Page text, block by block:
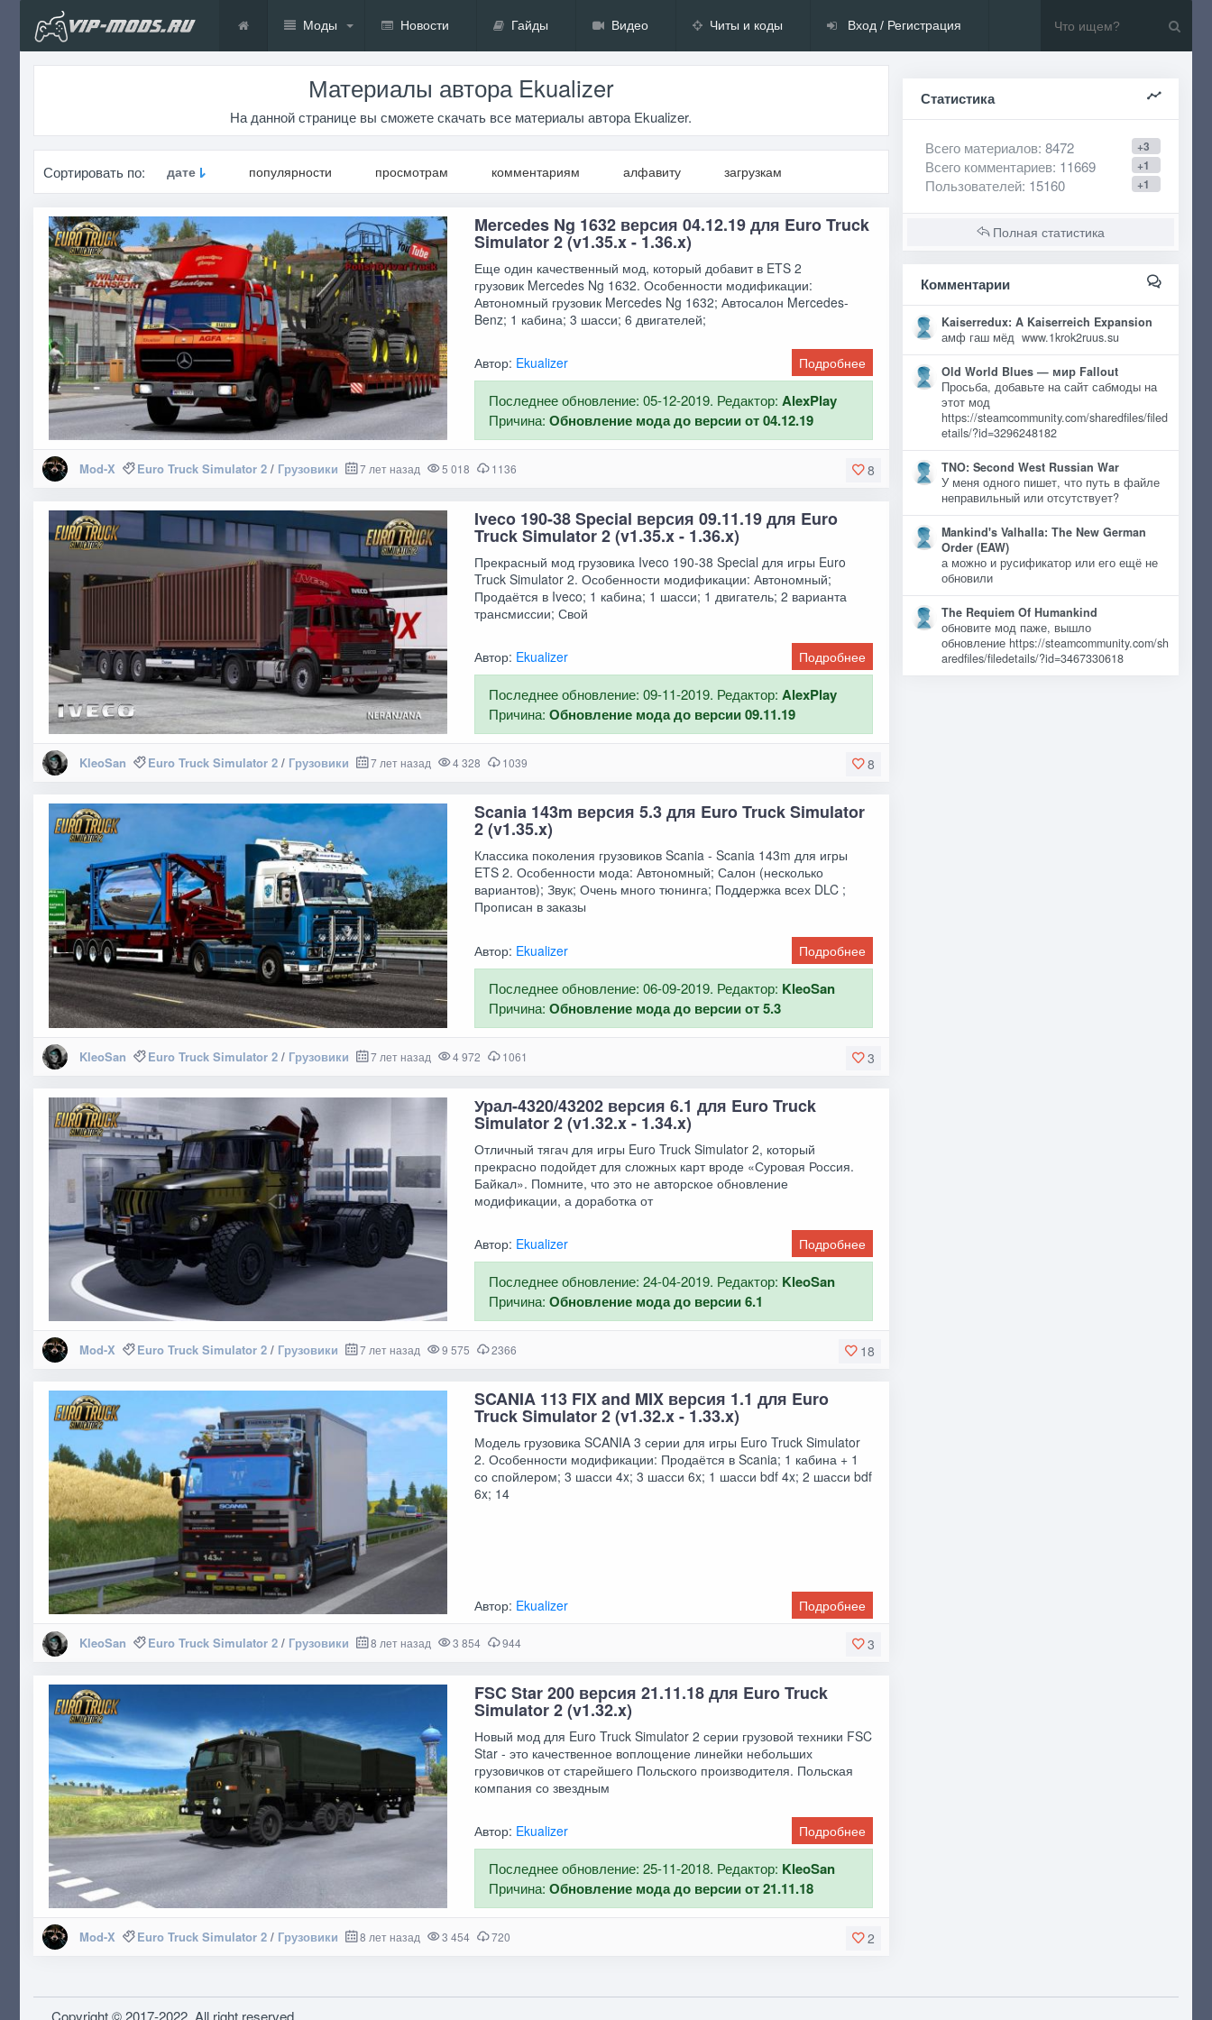
Моды Новости Гайды Видео Читы и коды Вход / Регистрация
Материалы автора Ekualizer
На данной странице вы сможете скачать все материалы автора Ekualizer.
Сортировать по: дате популярности просмотрам комментариям алфавиту загрузкам
Mercedes Ng 1632 версия 04.12.19 для Euro Truck
Simulator 2 (v1.35.x - 1.36.x)
Еще один качественный мод, который добавит в ETS 2
грузовик Mercedes Ng 1632. Особенности модификации:
Автономный грузовик Mercedes Ng 1632; Автосалон Mercedes-
Benz; 1 кабина; 3 шасси; 6 двигателей;
Автор: Ekualizer Подробнее
Последнее обновление: 05-12-2019. Редактор: AlexPlay
Причина:Обновление мода до версии от 04.12.19
8
Mod-X Euro Truck Simulator 2/ Грузовики 7 лет назад 5 018 1136
Iveco 190-38 Special версия 09.11.19 для Euro
Truck Simulator 2 (v1.35.x - 1.36.x)
Прекрасный мод грузовика Iveco 190-38 Special для игры Euro
Truck Simulator 2. Особенности модификации: Автономный;
Продаётся в Iveco; 1 кабина; 1 шасси; 1 двигатель; 2 варианта
трансмиссии; Свой
Автор: Ekualizer Подробнее
Последнее обновление: 09-11-2019. Редактор: AlexPlay
Причина:Обновление мода до версии 09.11.19
8
KleoSan Euro Truck Simulator 2/ Грузовики 7 лет назад 4 328 1039
Scania 143m версия 5.3 для Euro Truck Simulator
2 (v1.35.x)
Классика поколения грузовиков Scania - Scania 143m для игры
ETS 2. Особенности мода: Автономный; Салон (несколько
вариантов); Звук; Очень много тюнинга; Поддержка всех DLC ;
Прописан в заказы
Автор: Ekualizer Подробнее
Последнее обновление: 06-09-2019. Редактор: KleoSan
Причина:Обновление мода до версии от 5.3
3
KleoSan Euro Truck Simulator 2/ Грузовики 7 лет назад 4 972 1061
Урал-4320/43202 версия 6.1 для Euro Truck
Simulator 2 (v1.32.x - 1.34.x)
Отличный тягач для игры Euro Truck Simulator 2, который
прекрасно подойдет для сложных карт вроде «Суровая Россия.
Байкал». Помните, что это не авторское обновление
модификации, а доработка от
Автор: Ekualizer Подробнее
Последнее обновление: 24-04-2019. Редактор: KleoSan
Причина:Обновление мода до версии 6.1
18
Mod-X Euro Truck Simulator 2/ Грузовики 7 лет назад 9 575 2366
SCANIA 113 FIX and MIX версия 1.1 для Euro
Truck Simulator 2 (v1.32.x - 1.33.x)
Модель грузовика SCANIA 3 серии для игры Euro Truck Simulator
2. Особенности модификации: Продаётся в Scania; 1 кабина + 1
со спойлером; 3 шасси 4x; 3 шасси 6x; 1 шасси bdf 4x; 2 шасси bdf
6x; 14
Автор: Ekualizer Подробнее
3
KleoSan Euro Truck Simulator 2/ Грузовики 8 лет назад 3 854 944
FSC Star 200 версия 21.11.18 для Euro Truck
Simulator 2 (v1.32.x)
Новый мод для Euro Truck Simulator 2 серии грузовой техники FSC
Star - это качественное воплощение линейки небольших
грузовичков от старейшего Польского производителя. Польская
компания со звездным
Автор: Ekualizer Подробнее
Последнее обновление: 25-11-2018. Редактор: KleoSan
Причина:Обновление мода до версии от 21.11.18
2
Mod-X Euro Truck Simulator 2/ Грузовики 8 лет назад 3 454 720
Статистика
+3
Всего материалов: 8472
+1
Всего комментариев: 11669
+1
Пользователей: 15160
Полная статистика
Комментарии
Kaiserredux: A Kaiserreich Expansion
амф гаш мёд www.1krok2ruus.su
Old World Blues — мир Fallout
Просьба, добавьте на сайт сабмоды на
этот мод
https://steamcommunity.com/sharedfiles/filed
etails/?id=3296248182
TNO: Second West Russian War
У меня одного пишет, что путь в файле
неправильный или отсутствует?
Mankind's Valhalla: The New German
Order (EAW)
а можно и русификатор или его ещё не
обновили
The Requiem Of Humankind
обновите мод паже, вышло
обновление https://steamcommunity.com/sh
aredfiles/filedetails/?id=3467330618
Copyright © 2017-2022. All right reserved.